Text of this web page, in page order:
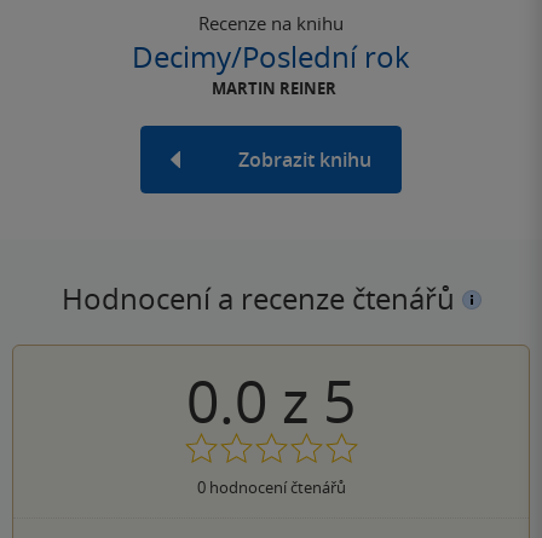
Recenze na knihu
Decimy/Poslední rok
MARTIN REINER
Zobrazit knihu
Hodnocení a recenze čtenářů
0.0 z 5
0hodnocení čtenářů